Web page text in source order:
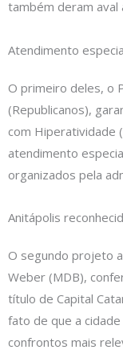
também deram
Atendimento
O primeiro deles, o
(Republicanos),
com Hiperatividade
atendimento
organizados pela
Anitápolis
O segundo projeto
Weber (MDB),
título de Capital
fato de que a
confrontos mais